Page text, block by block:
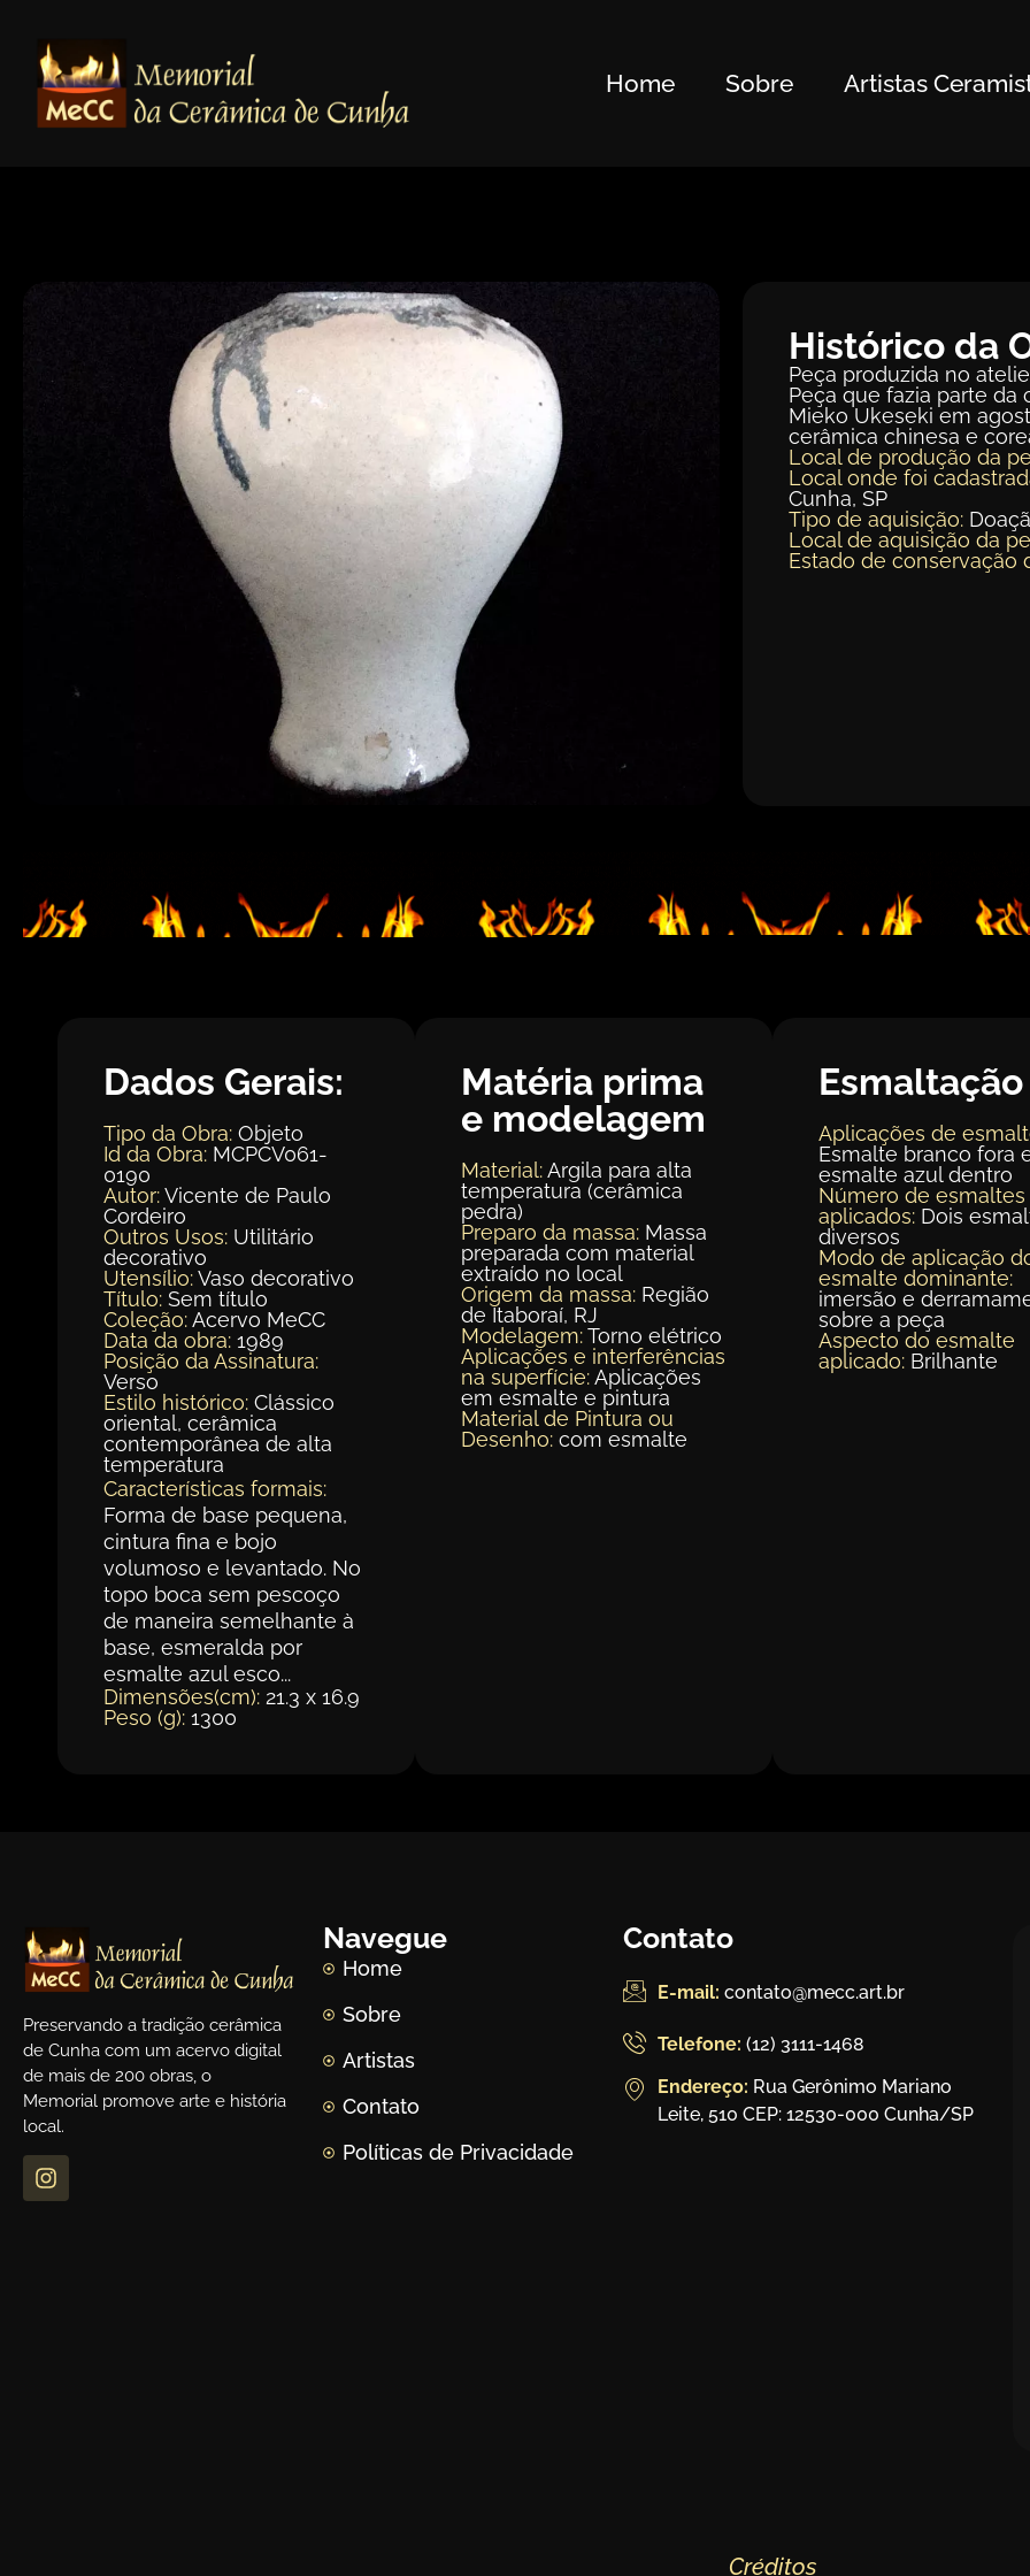
Home Sobre Artistas
Histórico da
Peça produzida no
Peça que fazia parte da
Mieko Ukeseki em
cerâmica chinesa e
Local de produção da
Local onde foi
Cunha, SP
Tipo de aquisição:
Local de aquisição da
Estado de conservação
Dados Gerais:
Tipo da Obra: Objeto
Id da Obra: MCPCV061-
0190
Autor:Vicente de Paulo
Cordeiro
Outros Usos: Utilitário
decorativo
Utensílio:Vaso decorativo
Título: Sem título
Coleção:Acervo MeCC
Data da obra: 1989
Posição da Assinatura:
Verso
Estilo histórico: Clássico
oriental, cerâmica
contemporânea de alta
temperatura
Características formais:
Forma de base pequena,
cintura fina e bojo
volumoso e levantado. No
topo boca sem pescoço
de maneira semelhante à
base, esmeralda por
esmalte azul esco...
Dimensões(cm): 21.3 x 16.9
Peso (g): 1300
Matéria prima
e modelagem
Material:Argila para alta
temperatura (cerâmica
pedra)
Preparo da massa: Massa
preparada com material
extraído no local
Origem da massa: Região
de Itaboraí, RJ
Modelagem:Torno elétrico
Aplicações e interferências
na superfície:Aplicações
em esmalte e pintura
Material de Pintura ou
Desenho: com esmalte
Esmaltação
Aplicações de
Esmalte branco fora
esmalte azul dentro
Número de esmaltes
aplicados: Dois
diversos
Modo de aplicação
esmalte dominante:
imersão e
sobre a peça
Aspecto do esmalte
aplicado: Brilhante
Preservando a tradição cerâmica
de Cunha com um acervo digital
de mais de 200 obras, o
Memorial promove arte e história
local.
Navegue
Home
Sobre
Artistas
Contato
Políticas de Privacidade
Contato
E-mail: contato@mecc.art.br
Telefone: (12) 3111-1468
Endereço: Rua Gerônimo Mariano
Leite, 510 CEP: 12530-000 Cunha/SP
Créditos